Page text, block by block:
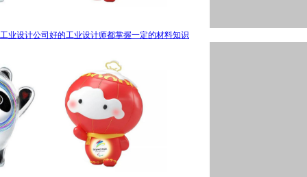
工业设计公司好的工业设计师都掌握一定的材料知识